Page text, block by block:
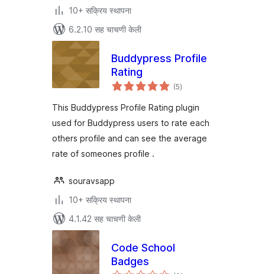
10+ सक्रिय स्थापना
6.2.10 सह चाचणी केली
Buddypress Profile
Rating
(5एकूण
मूल्यांकन
)
This Buddypress Profile Rating plugin
used for Buddypress users to rate each
others profile and can see the average
rate of someones profile .
souravsapp
10+ सक्रिय स्थापना
4.1.42 सह चाचणी केली
Code School
Badges
एकूण